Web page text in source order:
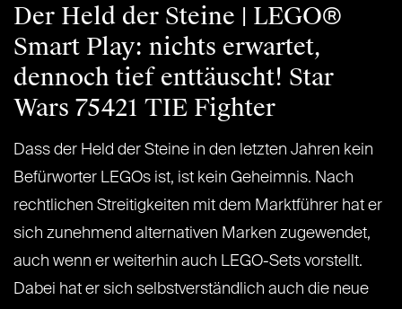
Der Held der Steine | LEGO®
Smart Play: nichts erwartet,
dennoch tief enttäuscht! Star
Wars 75421 TIE Fighter
Dass der Held der Steine in den letzten Jahren kein
Befürworter LEGOs ist, ist kein Geheimnis. Nach
rechtlichen Streitigkeiten mit dem Marktführer hat er
sich zunehmend alternativen Marken zugewendet,
auch wenn er weiterhin auch LEGO-Sets vorstellt.
Dabei hat er sich selbstverständlich auch die neue